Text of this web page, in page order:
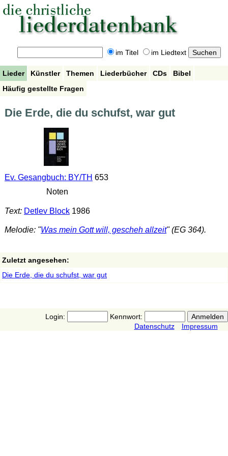
im Titel im Liedtext
Lieder Künstler Themen Liederbücher CDs
Bibel
Häufig gestellte Fragen
Die Erde, die du schufst, war gut
Ev. Gesangbuch: BY/TH 653
Noten
Text: Detlev Block1986
Melodie: "Was mein Gott will, gescheh allzeit" (EG 364).
Zuletzt angesehen:
Die Erde, die du schufst, war gut
Login:
Kennwort:
Datenschutz
Impressum